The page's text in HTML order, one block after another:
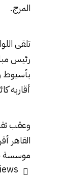
المرج.
تلقى
رئيس
بأسيوط
أقاربه
وعقب
القاهر
موسسة